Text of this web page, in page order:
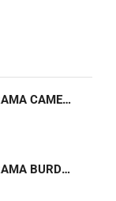
BOLSO SHOPPER MONOGRAMA CAMEL LOLA CASADEMUNT LF2604075
BOLSO SHOPPER MONOGRAMA BURDEOS LOLA CASADEMUNT LF2604075